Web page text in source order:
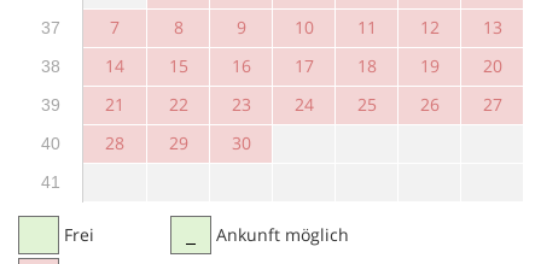
37 7 8 9 10 11 12 13
38 14 15 16 17 18 19 20
39 21 22 23 24 25 26 27
40 28 29 30
41
Frei
Ankunft möglich